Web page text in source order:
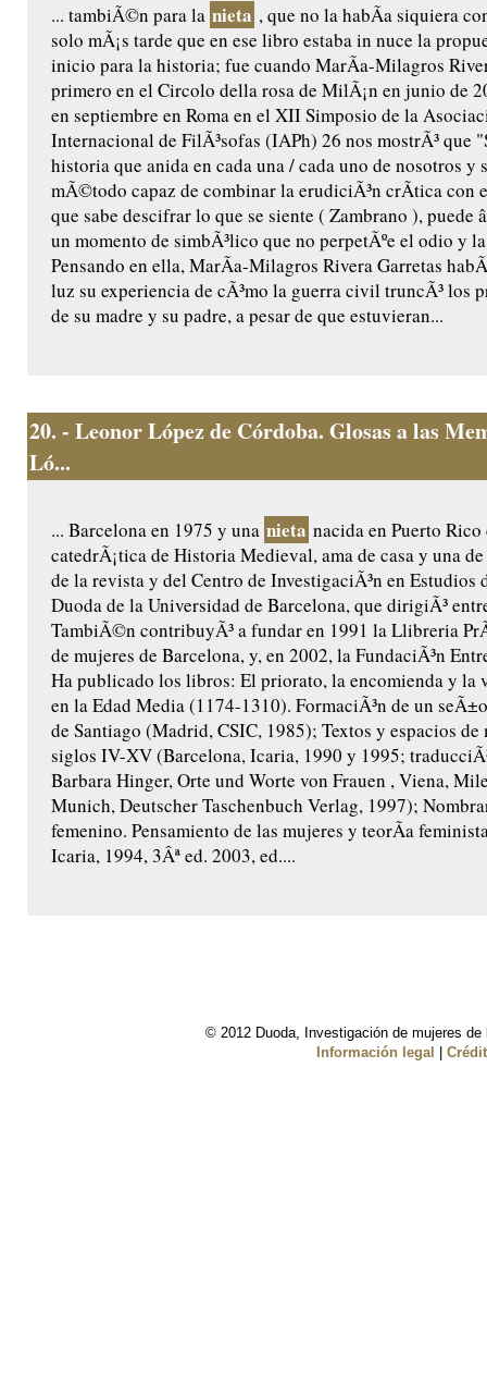
... tambiÃ©n para la nieta , que no la habÃ­a siquiera
solo mÃ¡s tarde que en ese libro estaba in nuce la
inicio para la historia; fue cuando MarÃ­a-Milagros
primero en el Circolo della rosa de MilÃ¡n en junio de
en septiembre en Roma en el XII Simposio de la
Internacional de FilÃ³sofas (IAPh) 26 nos mostrÃ³ que
historia que anida en cada una / cada uno de nosotros y
mÃ©todo capaz de combinar la erudiciÃ³n crÃ­tica con
que sabe descifrar lo que se siente ( Zambrano ), puede
un momento de simbÃ³lico que no perpetÃºe el odio y
Pensando en ella, MarÃ­a-Milagros Rivera Garretas
luz su experiencia de cÃ³mo la guerra civil truncÃ³ los
de su madre y su padre, a pesar de que estuvieran...
20. - Leonor López de Córdoba. Glosas a las
Ló...
... Barcelona en 1975 y una nieta nacida en Puerto Rico
catedrÃ¡tica de Historia Medieval, ama de casa y una
de la revista y del Centro de InvestigaciÃ³n en Estudios
Duoda de la Universidad de Barcelona, que dirigiÃ³
TambiÃ©n contribuyÃ³ a fundar en 1991 la Llibreria
de mujeres de Barcelona, y, en 2002, la FundaciÃ³n
Ha publicado los libros: El priorato, la encomienda y
en la Edad Media (1174-1310). FormaciÃ³n de un
de Santiago (Madrid, CSIC, 1985); Textos y espacios de
siglos IV-XV (Barcelona, Icaria, 1990 y 1995;
Barbara Hinger, Orte und Worte von Frauen , Viena,
Munich, Deutscher Taschenbuch Verlag, 1997);
femenino. Pensamiento de las mujeres y teorÃ­a
Icaria, 1994, 3Âª ed. 2003, ed....
© 2012 Duoda, Investigación de mujeres
Información legal